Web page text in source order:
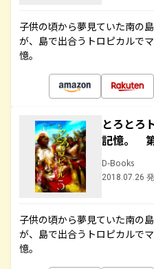
子供の頃から夢見ていた南の
が、島で出合うトロピカルで
憶。
とろとろ
記憶。
D-Books
2018.07.26
子供の頃から夢見ていた南の
が、島で出合うトロピカルで
憶。